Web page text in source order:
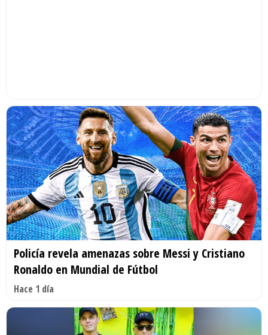
Policía revela amenazas sobre Messi y Cristiano
Ronaldo en Mundial de Fútbol
Hace 1 día